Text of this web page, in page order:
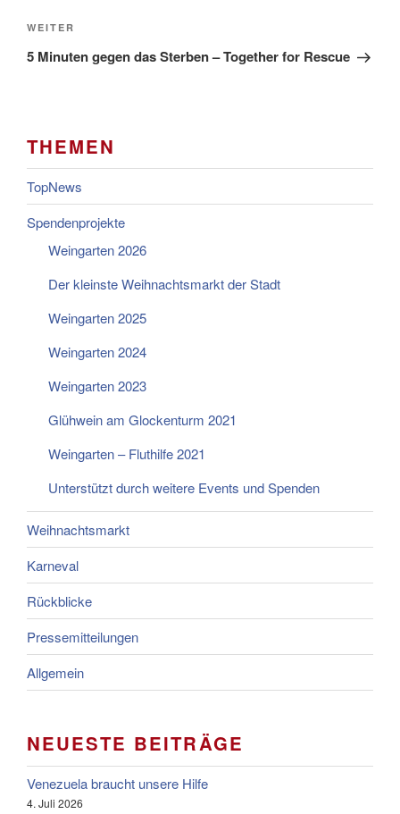
Nächster
Beitrag
WEITER
5 Minuten gegen das Sterben – Together for Rescue
THEMEN
TopNews
Spendenprojekte
Weingarten 2026
Der kleinste Weihnachtsmarkt der Stadt
Weingarten 2025
Weingarten 2024
Weingarten 2023
Glühwein am Glockenturm 2021
Weingarten – Fluthilfe 2021
Unterstützt durch weitere Events und Spenden
Weihnachtsmarkt
Karneval
Rückblicke
Pressemitteilungen
Allgemein
NEUESTE BEITRÄGE
Venezuela braucht unsere Hilfe
4. Juli 2026